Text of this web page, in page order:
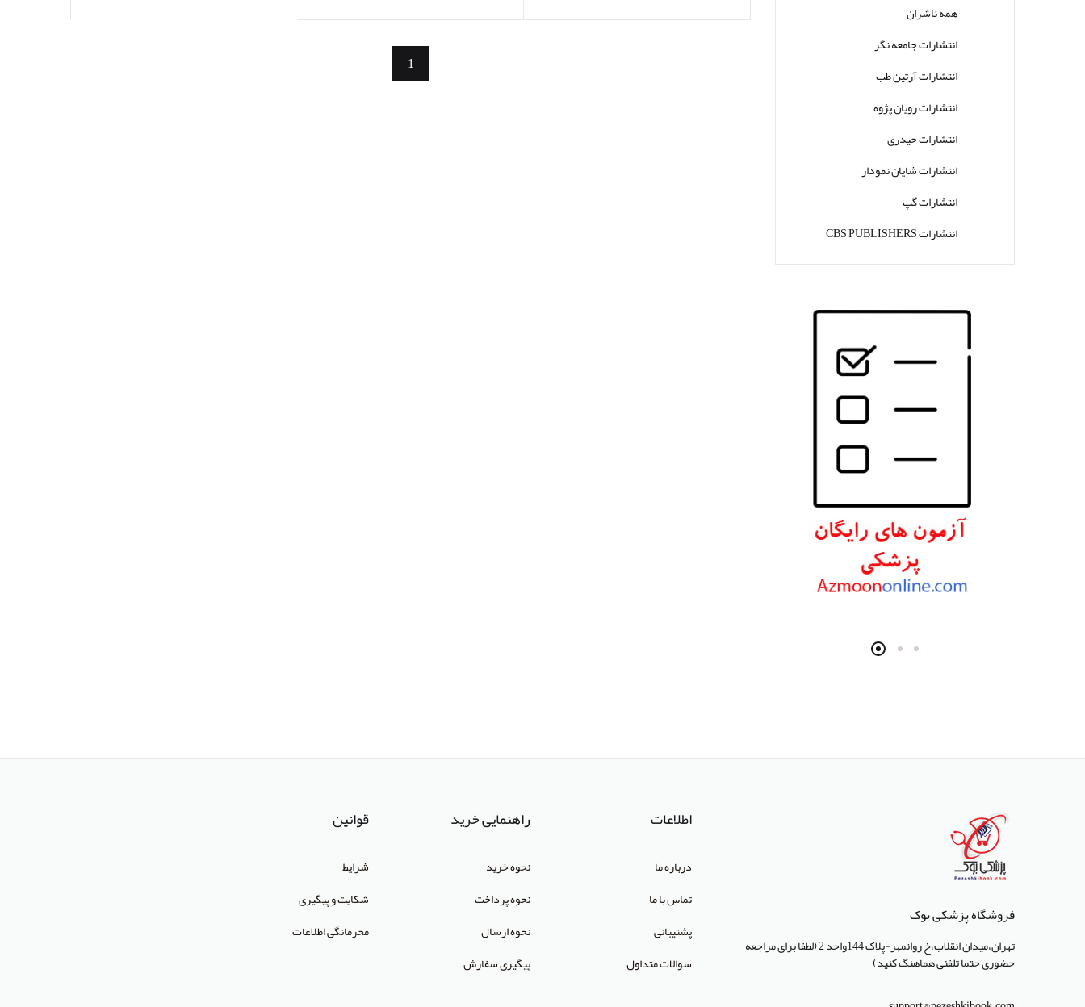
همه ناشران
انتشارات جامعه نگر
انتشارات آرتین طب
انتشارات رویان پژوه
انتشارات حیدری
انتشارات شایان نمودار
انتشارات گپ
انتشارات CBS PUBLISHERS
انتشارات Thieme
انتشارات ارجمند
انتشارات اندیشه رفیع
انتشارات تیمورزاده
انتشارات برای فردا
انتشارات پرستش
انتشارات Wiley-Blackwell
انتشارات خسروی
ژنتیک و زیست فناوری
انتشارات کتاب میر
انتشارات آبژ
انتشارات آنا طب
انتشارات جهاد دانشگاهی تهران
انتشارات دانشگاه تهران
1
فروشگاه پزشکی بوک
تهران،میدان انقلاب،خ روانمهر-پلاک 144واحد 2 (لطفا برای مراجعه
حضوری حتما تلفنی هماهنگ کنید)
اطلاعات
درباره ما
تماس با ما
پشتیبانی
سوالات متداول
راهنمایی خرید
نحوه خرید
نحوه پرداخت
نحوه ارسال
پیگیری سفارش
قوانین
شرایط
شکایت و پیگیری
محرمانگی اطلاعات